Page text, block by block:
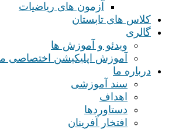
آزمون های ریاضیات
کلاس های تابستان
گالری
ویدئو و آموزش ها
آموزش اپلیکیشن اختصاصی
درباره ما
سند آموزشی
اهداف
دستاوردها
افتخار آفرینان